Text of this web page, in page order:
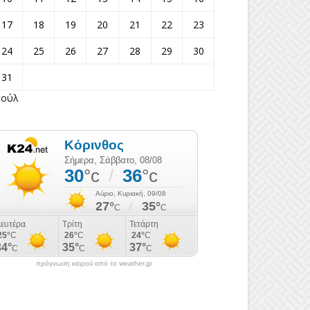
17
18 19 20 21 22
23
24
25 26 27 28 29
30
31
πρόγνωση καιρού από το weather.gr